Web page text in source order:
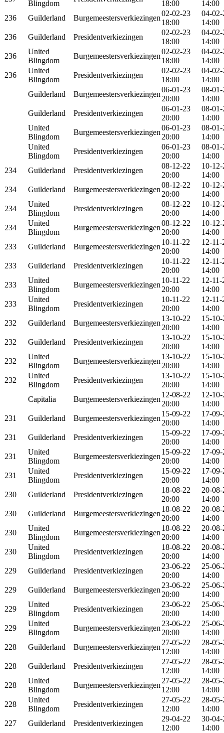
Blingdom
18:00
14:00
236
Guilderland Burgemeestersverkiezingen
02-02-23
18:00
04-02-
14:00
236
Guilderland Presidentverkiezingen
02-02-23
18:00
04-02-
14:00
236
United
Blingdom
Burgemeestersverkiezingen
02-02-23
18:00
04-02-
14:00
236
United
Blingdom
Presidentverkiezingen
02-02-23
18:00
04-02-
14:00
Guilderland
Burgemeestersverkiezingen
06-01-23
20:00
08-01-
14:00
Guilderland
Presidentverkiezingen
06-01-23
20:00
08-01-
14:00
United
Blingdom
Burgemeestersverkiezingen
06-01-23
20:00
08-01-
14:00
United
Blingdom
Presidentverkiezingen
06-01-23
20:00
08-01-
14:00
234
Guilderland Presidentverkiezingen
08-12-22
20:00
10-12-
14:00
234
Guilderland Burgemeestersverkiezingen
08-12-22
20:00
10-12-
14:00
234
United
Blingdom
Presidentverkiezingen
08-12-22
20:00
10-12-
14:00
234
United
Blingdom
Burgemeestersverkiezingen
08-12-22
20:00
10-12-
14:00
233
Guilderland Burgemeestersverkiezingen
10-11-22
20:00
12-11-
14:00
233
Guilderland Presidentverkiezingen
10-11-22
20:00
12-11-
14:00
233
United
Blingdom
Burgemeestersverkiezingen
10-11-22
20:00
12-11-
14:00
233
United
Blingdom
Presidentverkiezingen
10-11-22
20:00
12-11-
14:00
232
Guilderland Burgemeestersverkiezingen
13-10-22
20:00
15-10-
14:00
232
Guilderland Presidentverkiezingen
13-10-22
20:00
15-10-
14:00
232
United
Blingdom
Burgemeestersverkiezingen
13-10-22
20:00
15-10-
14:00
232
United
Blingdom
Presidentverkiezingen
13-10-22
20:00
15-10-
14:00
Capitalia
Burgemeestersverkiezingen
12-08-22
20:00
12-10-
14:00
231
Guilderland Burgemeestersverkiezingen
15-09-22
20:00
17-09-
14:00
231
Guilderland Presidentverkiezingen
15-09-22
20:00
17-09-
14:00
231
United
Blingdom
Burgemeestersverkiezingen
15-09-22
20:00
17-09-
14:00
231
United
Blingdom
Presidentverkiezingen
15-09-22
20:00
17-09-
14:00
230
Guilderland Presidentverkiezingen
18-08-22
20:00
20-08-
14:00
230
Guilderland Burgemeestersverkiezingen
18-08-22
20:00
20-08-
14:00
230
United
Blingdom
Burgemeestersverkiezingen
18-08-22
20:00
20-08-
14:00
230
United
Blingdom
Presidentverkiezingen
18-08-22
20:00
20-08-
14:00
229
Guilderland Presidentverkiezingen
23-06-22
20:00
25-06-
14:00
229
Guilderland Burgemeestersverkiezingen
23-06-22
20:00
25-06-
14:00
229
United
Blingdom
Presidentverkiezingen
23-06-22
20:00
25-06-
14:00
229
United
Blingdom
Burgemeestersverkiezingen
23-06-22
20:00
25-06-
14:00
228
Guilderland Burgemeestersverkiezingen
27-05-22
12:00
28-05-
14:00
228
Guilderland Presidentverkiezingen
27-05-22
12:00
28-05-
14:00
228
United
Blingdom
Burgemeestersverkiezingen
27-05-22
12:00
28-05-
14:00
228
United
Blingdom
Presidentverkiezingen
27-05-22
12:00
28-05-
14:00
227
Guilderland Presidentverkiezingen
29-04-22
12:00
30-04-
14:00